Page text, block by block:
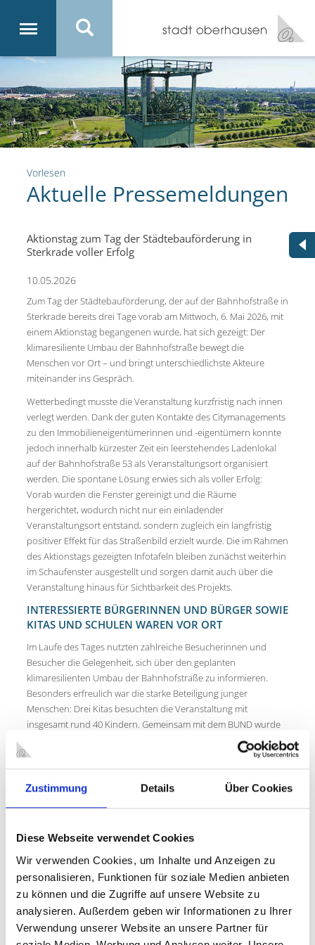
Zustimmung Details Über Cookies
Diese Webseite verwendet Cookies
Wir verwenden Cookies, um Inhalte und Anzeigen zu
personalisieren, Funktionen für soziale Medien anbieten
zu können und die Zugriffe auf unsere Website zu
analysieren. Außerdem geben wir Informationen zu Ihrer
Verwendung unserer Website an unsere Partner für
Vorlesen
Aktuelle Pressemeldungen
Aktionstag zum Tag der Städtebauförderung in
Sterkrade voller Erfolg
10.05.2026
Zum Tag der Städtebauförderung, der auf der Bahnhofstraße in
Sterkrade bereits drei Tage vorab am Mittwoch, 6. Mai 2026, mit
einem Aktionstag begangenen wurde, hat sich gezeigt: Der
klimaresiliente Umbau der Bahnhofstraße bewegt die
Menschen vor Ort – und bringt unterschiedlichste Akteure
miteinander ins Gespräch.
Wetterbedingt musste die Veranstaltung kurzfristig nach innen
verlegt werden. Dank der guten Kontakte des Citymanagements
zu den Immobilieneigentümerinnen und -eigentümern konnte
jedoch innerhalb kürzester Zeit ein leerstehendes Ladenlokal
auf der Bahnhofstraße 53 als Veranstaltungsort organisiert
werden. Die spontane Lösung erwies sich als voller Erfolg:
Vorab wurden die Fenster gereinigt und die Räume
hergerichtet, wodurch nicht nur ein einladender
Veranstaltungsort entstand, sondern zugleich ein langfristig
positiver Effekt für das Straßenbild erzielt wurde. Die im Rahmen
des Aktionstags gezeigten Infotafeln bleiben zunächst weiterhin
im Schaufenster ausgestellt und sorgen damit auch über die
Veranstaltung hinaus für Sichtbarkeit des Projekts.
INTERESSIERTE BÜRGERINNEN UND BÜRGER SOWIE
KITAS UND SCHULEN WAREN VOR ORT
Im Laufe des Tages nutzten zahlreiche Besucherinnen und
Besucher die Gelegenheit, sich über den geplanten
klimaresilienten Umbau der Bahnhofstraße zu informieren.
Besonders erfreulich war die starke Beteiligung junger
Menschen: Drei Kitas besuchten die Veranstaltung mit
insgesamt rund 40 Kindern. Gemeinsam mit dem BUND wurde
gebastelt, gespielt und Saatgut in kleine Tütchen abgefüllt. So
konnten Themen wie Biodiversität und Klimaanpassung
niedrigschwellig und spielerisch vermittelt werden.
Auch die Junior Engineer Academy des Freiherr-vom-Stein-
Gymnasiums war mit einer Gruppe von 21 Schülern der 9.
Unterricht intensiv auf den Besuch vorbereitet und beteiligten
sich mit vielen klugen und interessierten Fragen am
Bauzaungespräch. Citymanagerin Yvonne Bleidorn erläuterte
der Gruppe ausführlich die Hintergründe und Ziele des Projekts
„Klimaresilienter Umbau der Bahnhofstraße“.
INFOTAFELN ZUR GESAMTMASSNAHME